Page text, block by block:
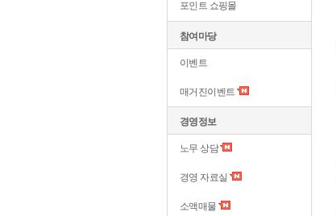
포인트 쇼핑몰
참여마당
이벤트
매거진이벤트
경영정보
노무 상담
경영 자료실
소액매물